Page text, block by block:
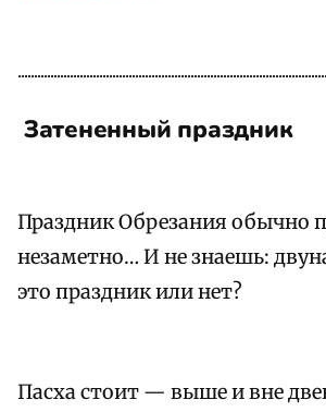
Затененный праздник
Праздник Обрезания обычно
незаметно… И не знаешь:
это праздник или нет?
Пасха стоит — выше и вне